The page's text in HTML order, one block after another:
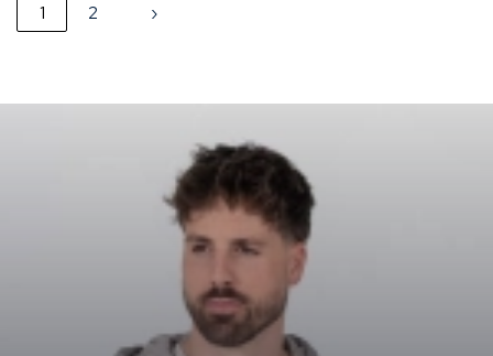
1 2 ›